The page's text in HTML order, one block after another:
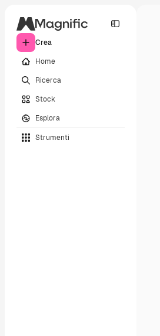
Crea
Home
Ricerca
Stock
Esplora
Strumenti